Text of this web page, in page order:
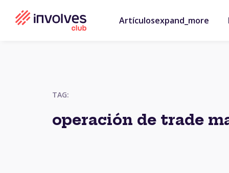
Artículosexpand_more
TAG:
operación de trade